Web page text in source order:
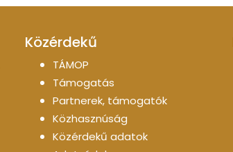
Közérdekű
TÁMOP
Támogatás
Partnerek, támogatók
Közhasznúság
Közérdekű adatok